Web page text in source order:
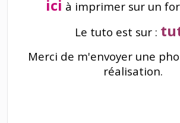
ici à imprimer sur un
Le tuto est sur :
Merci de m'envoyer une
réalisation.